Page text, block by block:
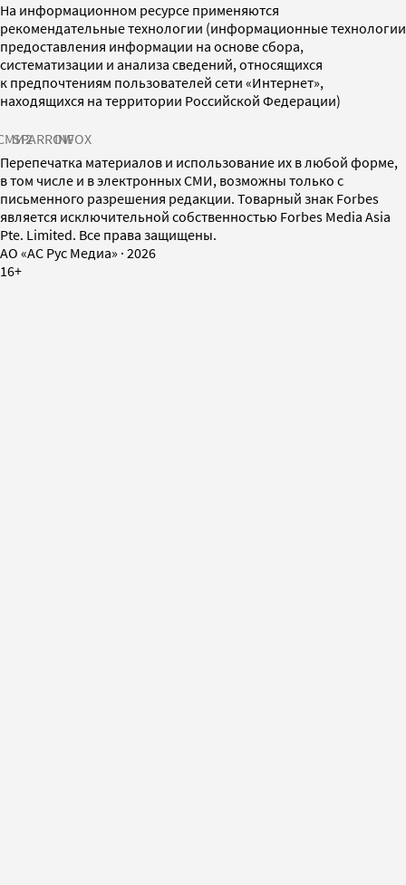
На информационном ресурсе применяются
рекомендательные технологии (информационные технологии
предоставления информации на основе сбора,
систематизации и анализа сведений, относящихся
к предпочтениям пользователей сети «Интернет»,
находящихся на территории Российской Федерации)
SPARROWINFOX
Перепечатка материалов и использование их в любой форме,
в том числе и в электронных СМИ, возможны только с
письменного разрешения редакции. Товарный знак Forbes
является исключительной собственностью Forbes Media Asia
Pte. Limited. Все права защищены.
AO «АС Рус Медиа» · 2026
16+